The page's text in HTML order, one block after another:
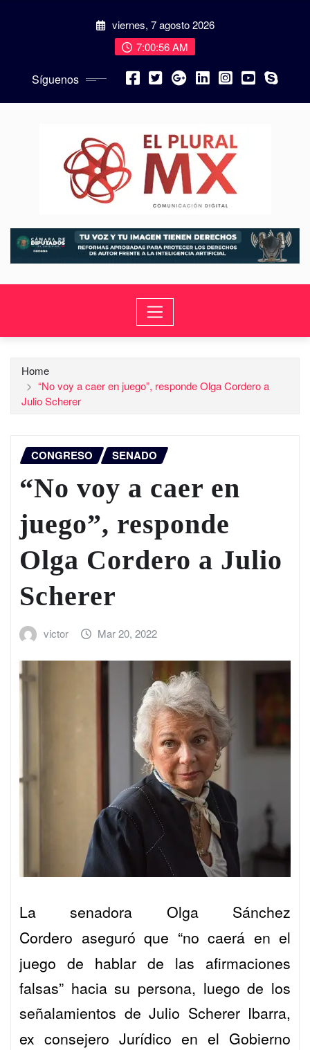
viernes, 7 agosto 2026
7:00:57 AM
Síguenos
Home
“No voy a caer en juego”, responde Olga Cordero a
Julio Scherer
CONGRESO SENADO
“No voy a caer en
juego”, responde
Olga Cordero a Julio
Scherer
victor Mar 20, 2022
La senadora Olga Sánchez
Cordero aseguró que “no caerá en el
juego de hablar de las afirmaciones
falsas” hacia su persona, luego de los
señalamientos de Julio Scherer Ibarra,
ex consejero Jurídico en el Gobierno